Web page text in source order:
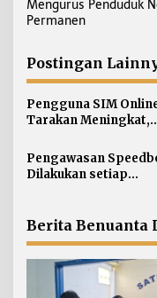
i
a
s
i
p
o
s
Mengurus Penduduk
Permanen
Postingan
Pengguna SIM
Tarakan Meningkat,
Paling Banyak
Pengawasan
Dilakukan setiap
Berita Benuanta